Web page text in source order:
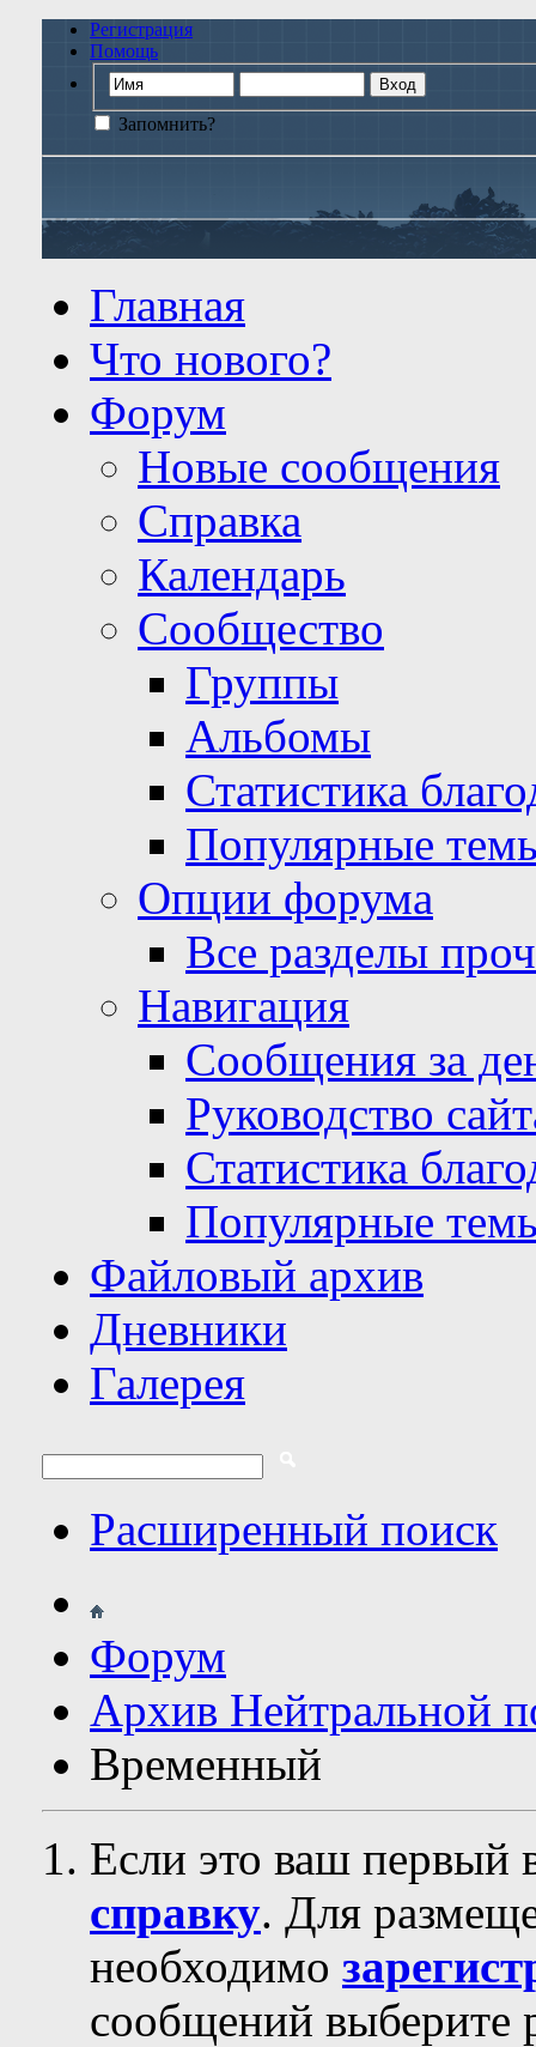
Регистрация
Помощь
Запомнить?
Главная
Что нового?
Форум
Новые сообщения
Справка
Календарь
Сообщество
Группы
Альбомы
Статистика
Популярные
Опции форума
Все разделы
Навигация
Сообщения за
Руководство
Статистика
Популярные
Файловый архив
Дневники
Галерея
Расширенный поиск
Форум
Архив Нейтральной
Временный
Если это ваш первый
справку. Для
необходимо
сообщений выберите